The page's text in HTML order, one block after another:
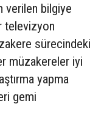
verilen bilgiye
televizyon
sürecindeki
müzakereler iyi
yapma
gemi